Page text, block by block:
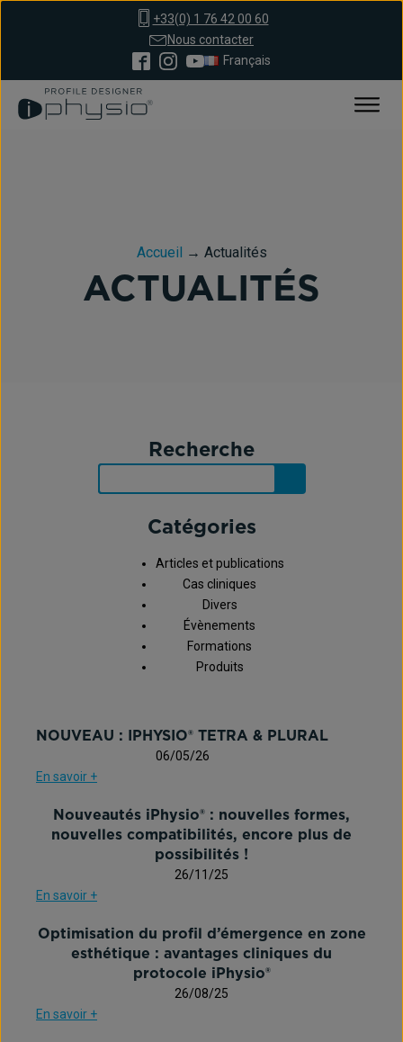
+33(0) 1 76 42 00 60
Nous contacter
Français
Accueil → Actualités
ACTUALITÉS
NOUVEAU : IPHYSIO® TETRA & PLURAL
06/05/26
En savoir +
Nouveautés iPhysio® : nouvelles formes,
nouvelles compatibilités, encore plus de
possibilités !
26/11/25
En savoir +
Optimisation du profil d’émergence en zone
esthétique : avantages cliniques du
protocole iPhysio®
26/08/25
En savoir +
Recherche
Catégories
Articles et publications
Cas cliniques
Divers
Évènements
Formations
Produits